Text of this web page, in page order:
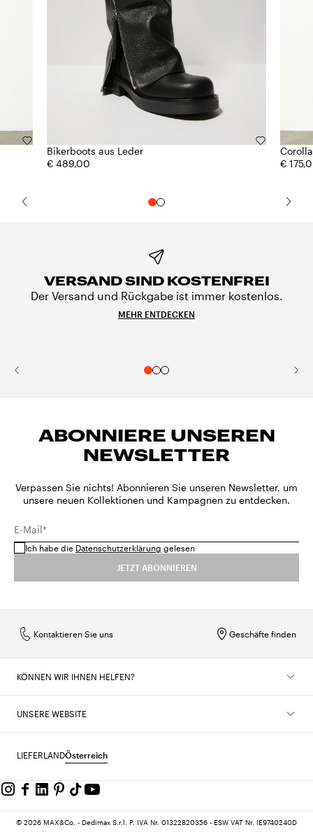
Bikerboots aus Leder
€ 489,00
€
VERSAND SIND KOSTENFREI
Der Versand und Rückgabe ist immer kostenlos.
MEHR ENTDECKEN
ABONNIERE UNSEREN
NEWSLETTER
Verpassen Sie nichts! Abonnieren Sie unseren Newsletter, um
unsere neuen Kollektionen und Kampagnen zu entdecken.
E-Mail*
Ich habe die Datenschutzerklärung gelesen
JETZT ABONNIEREN
Geschäfte finden
Kontaktieren Sie uns
KÖNNEN WIR IHNEN HELFEN?
UNSERE WEBSITE
LIEFERLANDÖsterreich
© 2026 MAX&Co. - Dedimax S.r.l. P. IVA Nr. 01322820356 - ESW VAT Nr. IE9740240D